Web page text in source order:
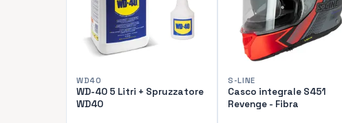
WD40
WD-40 5 Litri + Spruzzatore
WD40
S-LINE
Casco integrale S451
Revenge - Fibra